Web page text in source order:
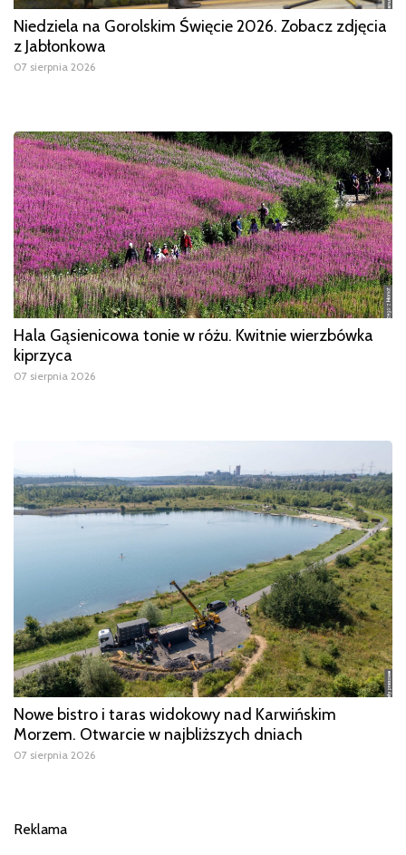
Niedziela na Gorolskim Święcie 2026. Zobacz zdjęcia
z Jabłonkowa
07 sierpnia 2026
Hala Gąsienicowa tonie w różu. Kwitnie wierzbówka
kiprzyca
07 sierpnia 2026
Nowe bistro i taras widokowy nad Karwińskim
Morzem. Otwarcie w najbliższych dniach
07 sierpnia 2026
Reklama